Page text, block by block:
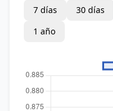
7 días 30 días
1 año